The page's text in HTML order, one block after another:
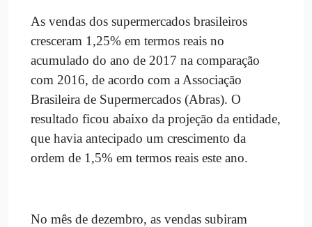
As vendas dos supermercados brasileiros
cresceram 1,25% em termos reais no
acumulado do ano de 2017 na comparação
com 2016, de acordo com a Associação
Brasileira de Supermercados (Abras). O
resultado ficou abaixo da projeção da entidade,
que havia antecipado um crescimento da
ordem de 1,5% em termos reais este ano.
No mês de dezembro, as vendas subiram